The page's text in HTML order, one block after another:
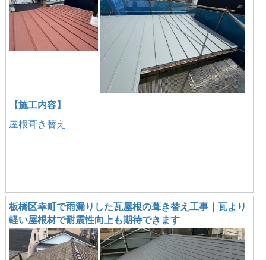
【施工内容】
屋根葺き替え
板橋区幸町で雨漏りした瓦屋根の葺き替え工事｜瓦より
軽い屋根材で耐震性向上も期待できます